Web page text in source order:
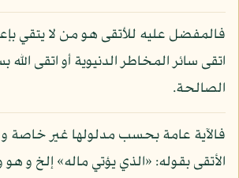
فالمفضل عليه للأتقى هو من لا يتقي
اتقى سائر المخاطر الدنيوية أو اتقى الله
الصالحة.
فالآية عامة بحسب مدلولها غير خاصة
الأتقى بقوله: «الذي يؤتي ماله» إلخ و